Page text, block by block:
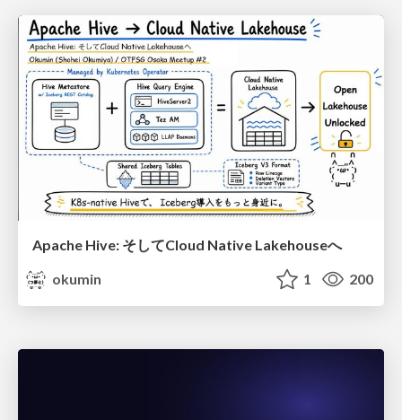
Apache Hive: そしてCloud Native Lakehouseへ
okumin
1 200